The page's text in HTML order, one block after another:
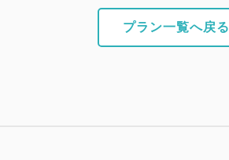
プラン一覧へ戻る